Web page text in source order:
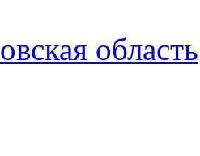
область